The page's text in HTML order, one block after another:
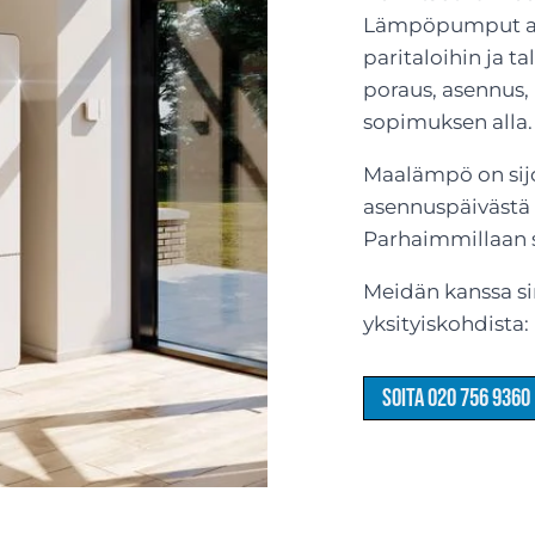
Lämpöpumput
paritaloihin ja
poraus,
sopimuksen alla.
Maalämpö on
Parhaimmillaan
Meidän kanssa
Soita 020 756 9360